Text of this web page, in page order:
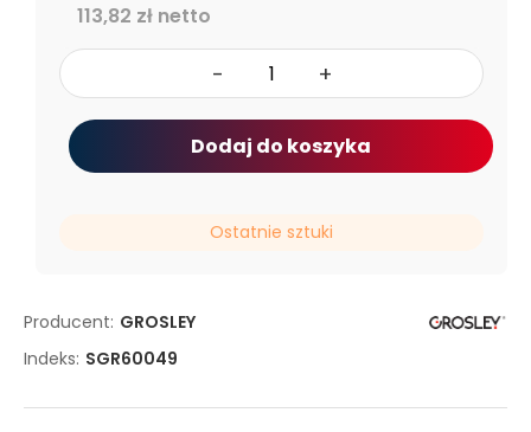
Producent: GROSLEY
Indeks: SGR60049
113,82 zł netto
- +
Dodaj do koszyka
Ostatnie sztuki